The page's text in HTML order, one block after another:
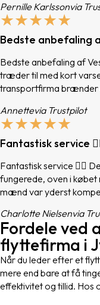
Pernille Karlssonvia
★★★★★
Bedste anbefaling
Bedste anbefaling af
træder til med kort
transportfirma brænder
Annettevia Trustpilot
★★★★★
Fantastisk service
Fantastisk service 👌🏻
fungerede, oven i købet
mænd var yderst
bruge dem igen 😊
Charlotte Nielsenvia
Fordele ved
flyttefirma i
Når du leder efter et
mere end bare at få
effektivitet og tillid. Hos